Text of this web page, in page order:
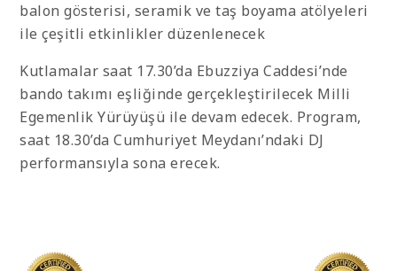
balon gösterisi, seramik ve taş boyama atölyeleri
ile çeşitli etkinlikler düzenlenecek
Kutlamalar saat 17.30’da Ebuzziya Caddesi’nde
bando takımı eşliğinde gerçekleştirilecek Milli
Egemenlik Yürüyüşü ile devam edecek. Program,
saat 18.30’da Cumhuriyet Meydanı’ndaki DJ
performansıyla sona erecek.